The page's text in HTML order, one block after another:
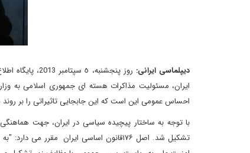
دیپلماسی ایرانی:
روز پنجشنبه،
ایران، مسئولیت مذاکرات هسته ای جمهوری اسلامی به
احساس عمومی این است که این جابجایی تاثیراتی را بر روند مذاکرات هسته ای ایران با 1+5 و همچنین
با توجه به ساختار پیچیده سیاسی در ایران، جهت
تشکیل شد. اصل ۱۷۶قانون اساسی ایران